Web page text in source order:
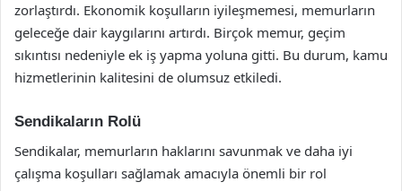
zorlaştırdı. Ekonomik koşulların iyileşmemesi, memurların
geleceğe dair kaygılarını artırdı. Birçok memur, geçim
sıkıntısı nedeniyle ek iş yapma yoluna gitti. Bu durum, kamu
hizmetlerinin kalitesini de olumsuz etkiledi.
Sendikaların Rolü
Sendikalar, memurların haklarını savunmak ve daha iyi
çalışma koşulları sağlamak amacıyla önemli bir rol